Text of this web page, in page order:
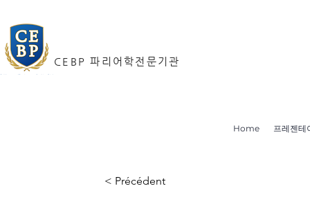
CEBP 파리어학전문기관
Home 프레젠테
< Précédent